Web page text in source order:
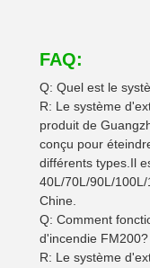
FAQ:
Q: Quel est le
R: Le système
produit de
conçu pour
différents types.Il
40L/70L/90L/
Chine.
Q: Comment
d'incendie FM200?
R: Le système